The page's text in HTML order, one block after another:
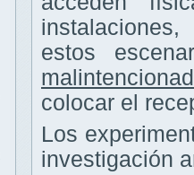
estos
colocar el
Los
investigación